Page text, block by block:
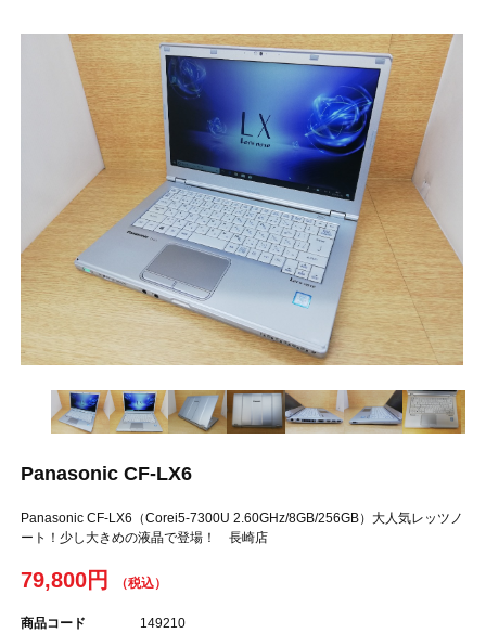
Panasonic CF-LX6
Panasonic CF-LX6（Corei5-7300U 2.60GHz/8GB/256GB）大人気レッツノ
ート！少し大きめの液晶で登場！ 長崎店
79,800円
商品コード 149210